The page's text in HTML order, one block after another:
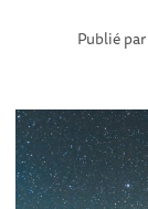
Publié par